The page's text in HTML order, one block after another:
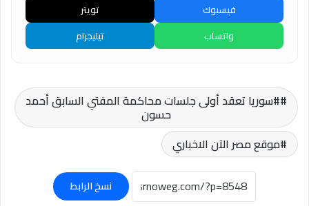
فيسبوك
تويتر
واتساب
تيليجرام
#سوريا تعقد أولى جلسات محاكمة المفتي السابق أحمد
حسون
موقع مصر الآن الاخباري
نسخ الرابط